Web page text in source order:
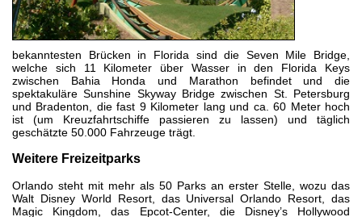
bekanntesten Brücken in Florida sind die Seven Mile Bridge,
welche sich 11 Kilometer über Wasser in den Florida Keys
zwischen Bahia Honda und Marathon befindet und die
spektakuläre Sunshine Skyway Bridge zwischen St. Petersburg
und Bradenton, die fast 9 Kilometer lang und ca. 60 Meter hoch
ist (um Kreuzfahrtschiffe passieren zu lassen) und täglich
geschätzte 50.000 Fahrzeuge trägt.
Weitere Freizeitparks
Orlando steht mit mehr als 50 Parks an erster Stelle, wozu das
Walt Disney World Resort, das Universal Orlando Resort, das
Magic Kingdom, das Epcot-Center, die Disney’s Hollywood